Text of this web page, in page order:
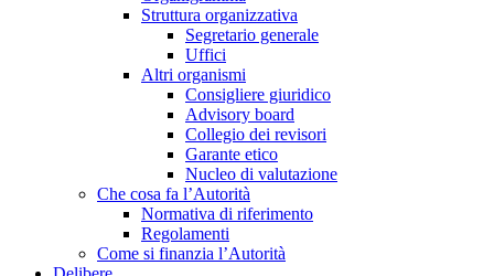
Struttura organizzativa
Segretario generale
Uffici
Altri organismi
Consigliere giuridico
Advisory board
Collegio dei revisori
Garante etico
Nucleo di valutazione
Che cosa fa l’Autorità
Normativa di riferimento
Regolamenti
Come si finanzia l’Autorità